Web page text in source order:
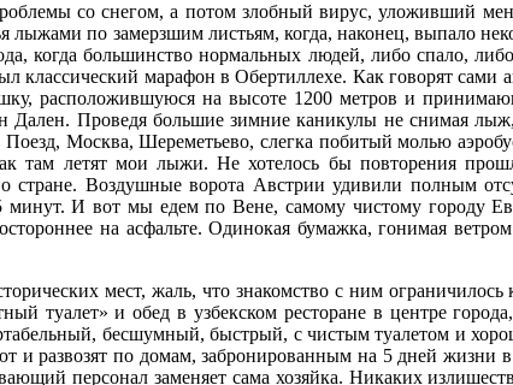
со снегом, а потом злобный вирус, уложивший
по замерзшим листьям, когда, наконец, выпало
когда большинство нормальных людей, либо спало,
классический марафон в Обертиллехе. Как говорят
расположившуюся на высоте 1200 метров и
Дален. Проведя большие зимние каникулы не снимая
Поезд, Москва, Шереметьево, слегка побитый молью
там летят мои лыжи. Не хотелось бы повторения
Воздушные ворота Австрии удивили полным
минут. И вот мы едем по Вене, самому чистому городу
на асфальте. Одинокая бумажка, гонимая
мест, жаль, что знакомство с ним
туалет» и обед в узбекском ресторане в центре
бесшумный, быстрый, с чистым туалетом и
и развозят по домам, забронированным на 5 дней
персонал заменяет сама хозяйка. Никаких